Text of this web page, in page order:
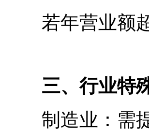
若年营业额超
三、行业特
制造业：需提